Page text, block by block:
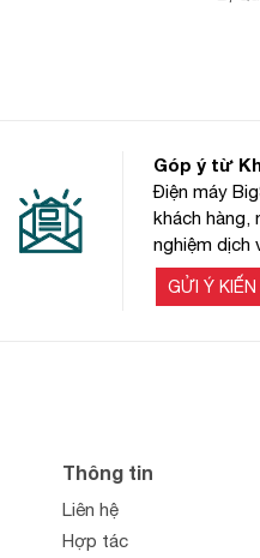
Góp ý từ
Điện máy
khách hàng,
nghiệm dịch
GỬI Ý KIẾN
Thông tin
Liên hệ
Hợp tác